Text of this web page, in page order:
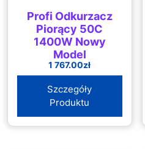
Profi Odkurzacz
Piorący 50C
1400W Nowy
Model
1 767.00zł
Szczegóły
Produktu